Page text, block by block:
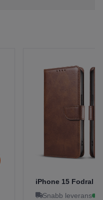
iPhone 15 Fodral -
Snabb leverans